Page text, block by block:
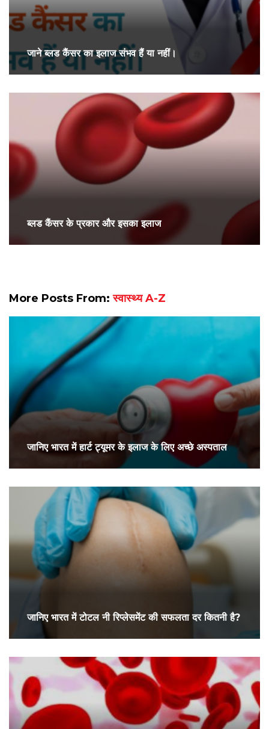
जाने ब्लड कैंसर का इलाज संभव हैं या नहीं।
ब्लड कैंसर के प्रकार और इसका इलाज
More Posts From:स्वास्थ्य A-Z
जानिए भारत में हार्ट ट्यूमर के इलाज के लिए अच्छे अस्पताल
जानिए भारत में टोटल नी रिप्लेसमेंट की सफलता दर कितनी है?